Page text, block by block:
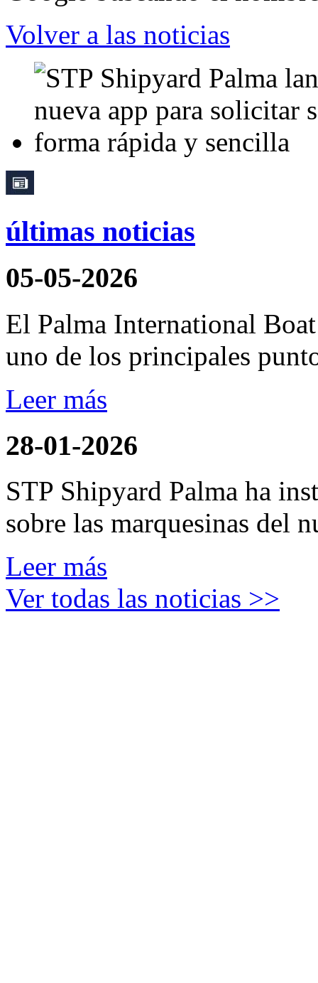
Volver a las noticias
últimas noticias
05-05-2026
El Palma International
uno de los principales
Leer más
28-01-2026
STP Shipyard Palma ha
sobre las marquesinas del
Leer más
Ver todas las noticias >>